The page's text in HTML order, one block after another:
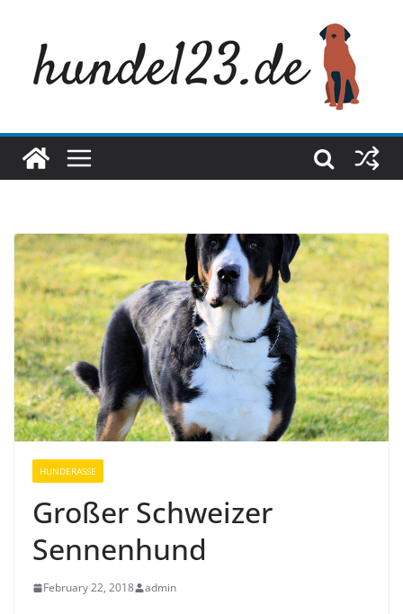
HUNDERASSE
Großer Schweizer
Sennenhund
February 22, 2018 admin